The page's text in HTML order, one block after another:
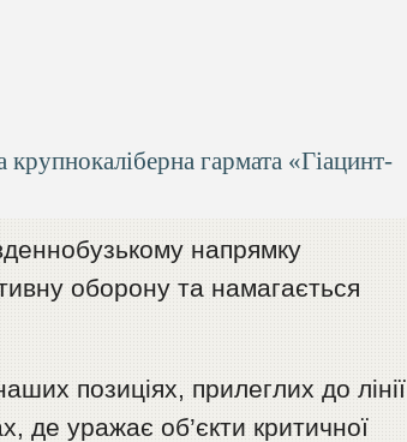
гармата «Гіацинт-
напрямку
оборону та намагається
позиціях, прилеглих до лінії
де уражає об’єкти критичної